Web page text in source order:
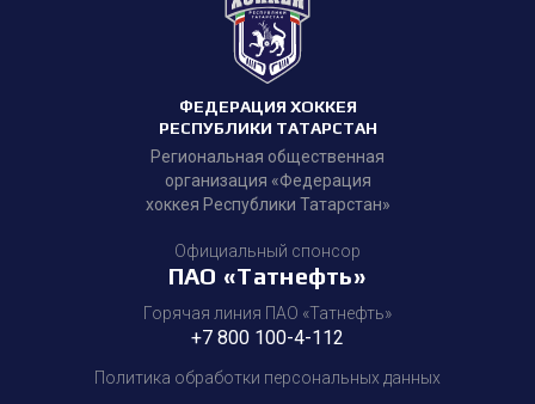
ФЕДЕРАЦИЯ ХОККЕЯ
РЕСПУБЛИКИ ТАТАРСТАН
Региональная общественная
организация «Федерация
хоккея Республики Татарстан»
Официальный спонсор
ПАО «Татнефть»
Горячая линия ПАО «Татнефть»
+7 800 100-4-112
Политика обработки персональных данных